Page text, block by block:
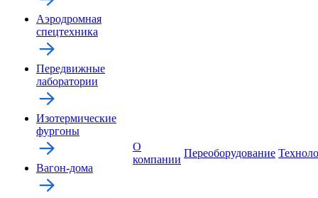
Аэродромная
спецтехника
Передвижные
лаборатории
Изотермические
фургоны
Вагон-дома
О
компании
Переоборудование